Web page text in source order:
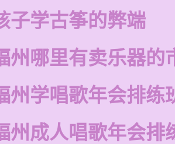
子学古筝的弊端
州哪里有卖乐器的
州学唱歌年会排练
州成人唱歌年会排